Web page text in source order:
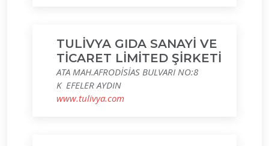
TULİVYA GIDA SANAYİ VE
TİCARET LİMİTED ŞİRKETİ
ATA MAH.AFRODİSİAS BULVARI NO:8
K EFELER AYDIN
www.tulivya.com